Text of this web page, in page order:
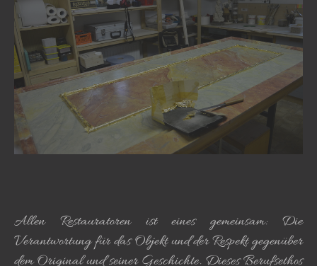
Allen Restauratoren ist eines gemeinsam: Die
Verantwortung für das Objekt und der Respekt gegenüber
dem Original und seiner Geschichte. Dieses Berufsethos